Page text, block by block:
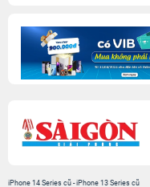
iPhone 14 Series cũ -iPhone 13 Series cũ